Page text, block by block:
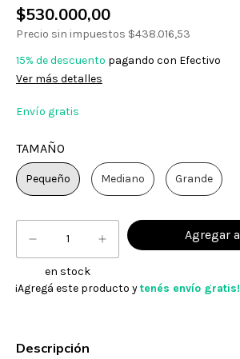
$530.000,00
Precio sin impuestos $438.016,53
15% de descuento pagando con Efectivo
Ver más detalles
Envío gratis
TAMAÑO
Pequeño Mediano Grande
en stock
¡Agregá este producto ytenés envío gratis!
Descripción